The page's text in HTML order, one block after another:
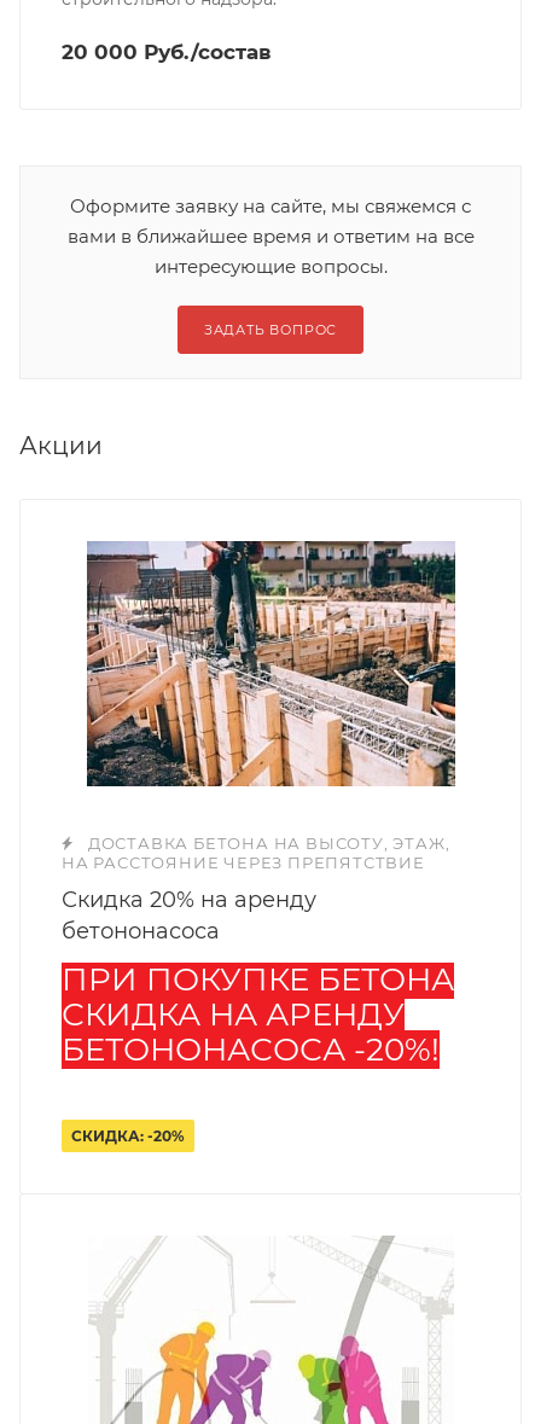
20 000 Руб./состав
Оформите заявку на сайте, мы свяжемся с
вами в ближайшее время и ответим на все
интересующие вопросы.
ЗАДАТЬ ВОПРОС
Акции
ДОСТАВКА БЕТОНА НА ВЫСОТУ, ЭТАЖ,
НА РАССТОЯНИЕ ЧЕРЕЗ ПРЕПЯТСТВИЕ
Скидка 20% на аренду
бетононасоса
ПРИ ПОКУПКЕ БЕТОНА
СКИДКА НА АРЕНДУ
БЕТОНОНАСОСА -20%!
СКИДКА: -20%